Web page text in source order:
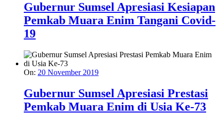
Gubernur Sumsel Apresiasi Kesiapan
Pemkab Muara Enim Tangani Covid-
19
On: 20 November 2019
Gubernur Sumsel Apresiasi Prestasi
Pemkab Muara Enim di Usia Ke-73